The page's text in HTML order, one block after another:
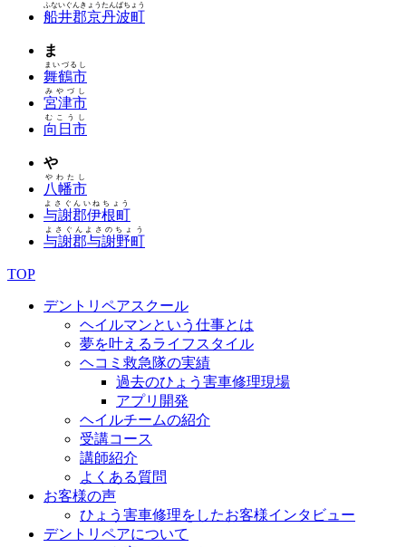
船井郡京丹波町
ふないぐんきょうたんばちょう
ま
舞鶴市
まいづるし
宮津市
みやづし
向日市
むこうし
や
八幡市
やわたし
与謝郡伊根町
よさぐんいねちょう
与謝郡与謝野町
よさぐんよさのちょう
TOP
デントリペアスクール
ヘイルマンという仕事とは
夢を叶えるライフスタイル
ヘコミ救急隊の実績
過去のひょう害車修理現場
アプリ開発
ヘイルチームの紹介
受講コース
講師紹介
よくある質問
お客様の声
ひょう害車修理をしたお客様インタビュー
デントリペアについて